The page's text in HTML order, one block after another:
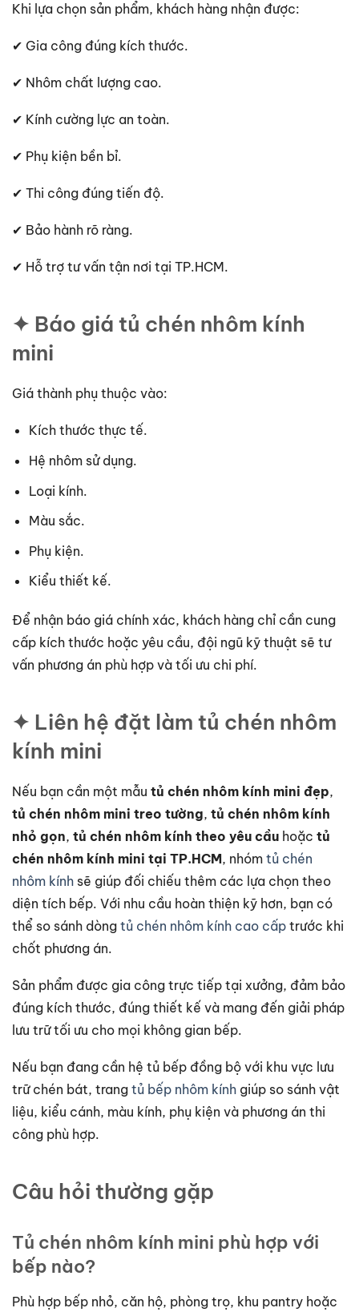
Khi lựa chọn sản phẩm, khách hàng nhận được:
✔ Gia công đúng kích thước.
✔ Nhôm chất lượng cao.
✔ Kính cường lực an toàn.
✔ Phụ kiện bền bỉ.
✔ Thi công đúng tiến độ.
✔ Bảo hành rõ ràng.
✔ Hỗ trợ tư vấn tận nơi tại TP.HCM.
✦ Báo giá tủ chén nhôm kính
mini
Giá thành phụ thuộc vào:
Kích thước thực tế.
Hệ nhôm sử dụng.
Loại kính.
Màu sắc.
Phụ kiện.
Kiểu thiết kế.
Để nhận báo giá chính xác, khách hàng chỉ cần cung
cấp kích thước hoặc yêu cầu, đội ngũ kỹ thuật sẽ tư
vấn phương án phù hợp và tối ưu chi phí.
✦ Liên hệ đặt làm tủ chén nhôm
kính mini
Nếu bạn cần một mẫu tủ chén nhôm kính mini đẹp,
tủ chén nhôm mini treo tường, tủ chén nhôm kính
nhỏ gọn, tủ chén nhôm kính theo yêu cầu hoặc tủ
chén nhôm kính mini tại TP.HCM, nhóm tủ chén
nhôm kính sẽ giúp đối chiếu thêm các lựa chọn theo
diện tích bếp. Với nhu cầu hoàn thiện kỹ hơn, bạn có
thể so sánh dòng tủ chén nhôm kính cao cấp trước khi
chốt phương án.
Sản phẩm được gia công trực tiếp tại xưởng, đảm bảo
đúng kích thước, đúng thiết kế và mang đến giải pháp
lưu trữ tối ưu cho mọi không gian bếp.
Nếu bạn đang cần hệ tủ bếp đồng bộ với khu vực lưu
trữ chén bát, trang tủ bếp nhôm kính giúp so sánh vật
liệu, kiểu cánh, màu kính, phụ kiện và phương án thi
công phù hợp.
Câu hỏi thường gặp
Tủ chén nhôm kính mini phù hợp với
bếp nào?
Phù hợp bếp nhỏ, căn hộ, phòng trọ, khu pantry hoặc